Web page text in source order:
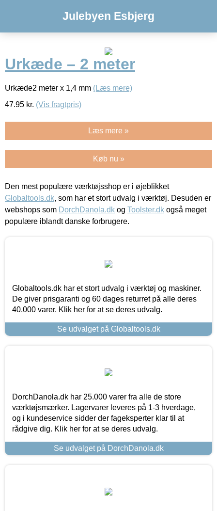
Julebyen Esbjerg
Urkæde – 2 meter
Urkæde2 meter x 1,4 mm (Læs mere)
47.95 kr. (Vis fragtpris)
Læs mere »
Køb nu »
Den mest populære værktøjsshop er i øjeblikket
Globaltools.dk, som har et stort udvalg i værktøj. Desuden er
webshops som DorchDanola.dk og Toolster.dk også meget
populære iblandt danske forbrugere.
Globaltools.dk har et stort udvalg i værktøj og maskiner.
De giver prisgaranti og 60 dages returret på alle deres
40.000 varer. Klik her for at se deres udvalg.
Se udvalget på Globaltools.dk
DorchDanola.dk har 25.000 varer fra alle de store
værktøjsmærker. Lagervarer leveres på 1-3 hverdage,
og i kundeservice sidder der fageksperter klar til at
rådgive dig. Klik her for at se deres udvalg.
Se udvalget på DorchDanola.dk